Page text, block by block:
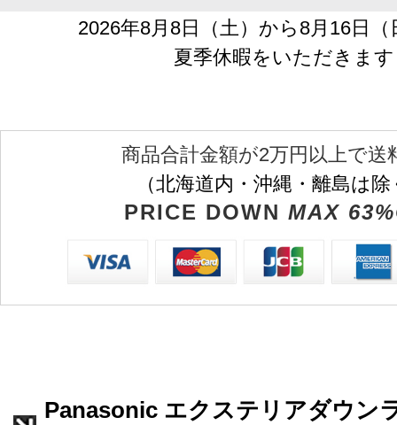
2026年8月8日（土）から8月16日
夏季休暇をいただきます
商品合計金額が2万円以上で送
（北海道内・沖縄・離島は
PRICE DOWN MAX
Panasonic エクステリアダウン